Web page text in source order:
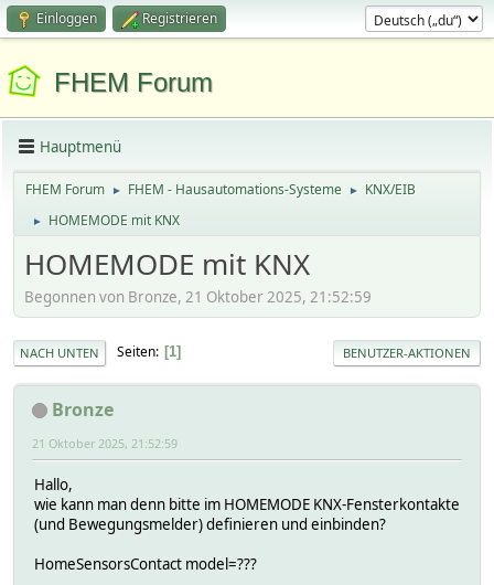
Einloggen Registrieren
FHEM Forum
Hauptmenü
FHEM Forum ► FHEM - Hausautomations-Systeme ► KNX/EIB
► HOMEMODE mit KNX
HOMEMODE mit KNX
Begonnen von Bronze, 21 Oktober 2025, 21:52:59
NACH UNTEN Seiten 1 BENUTZER-AKTIONEN
Bronze
21 Oktober 2025, 21:52:59
Hallo,
wie kann man denn bitte im HOMEMODE KNX-Fensterkontakte
(und Bewegungsmelder) definieren und einbinden?
HomeSensorsContact model=???